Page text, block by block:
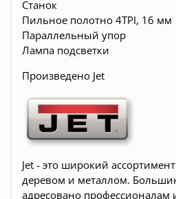
Станок
Пильное полотно 4TPI, 16 мм
Параллельный упор
Лампа подсветки
Произведено Jet
Jet - это широкий
деревом и металлом.
адресовано профессионалам